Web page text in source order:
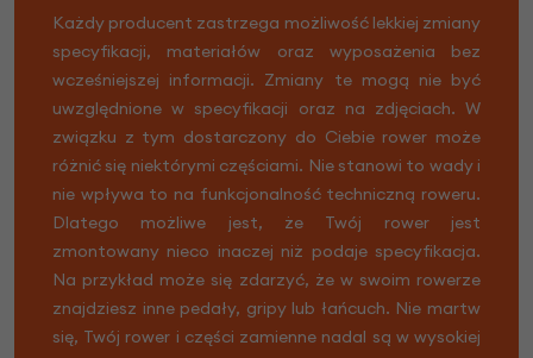
Każdy producent zastrzega możliwość lekkiej zmiany
specyfikacji, materiałów oraz wyposażenia bez
wcześniejszej informacji. Zmiany te mogą nie być
uwzględnione w specyfikacji oraz na zdjęciach. W
związku z tym dostarczony do Ciebie rower może
różnić się niektórymi częściami. Nie stanowi to wady i
nie wpływa to na funkcjonalność techniczną roweru.
Dlatego możliwe jest, że Twój rower jest
zmontowany nieco inaczej niż podaje specyfikacja.
Na przykład może się zdarzyć, że w swoim rowerze
znajdziesz inne pedały, gripy lub łańcuch. Nie martw
się, Twój rower i części zamienne nadal są w wysokiej